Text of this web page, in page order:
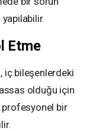
Etme
iç bileşenlerdeki
olduğu için
profesyonel bir